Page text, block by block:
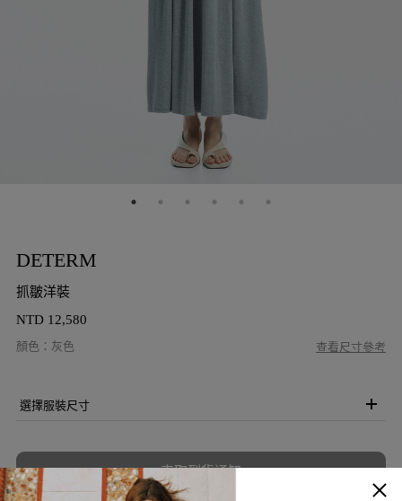
DETERM
抓皺洋裝
NTD 12,580
顏色 ： 灰色 查看尺寸參考
選擇服裝尺寸
索取到貨通知